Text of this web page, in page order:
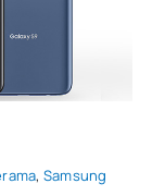
, Samsung